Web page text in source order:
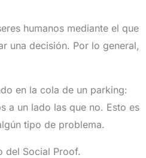
humanos mediante el que
una decisión. Por lo general,
en la cola de un parking:
a un lado las que no. Esto es
tipo de problema.
del Social Proof.